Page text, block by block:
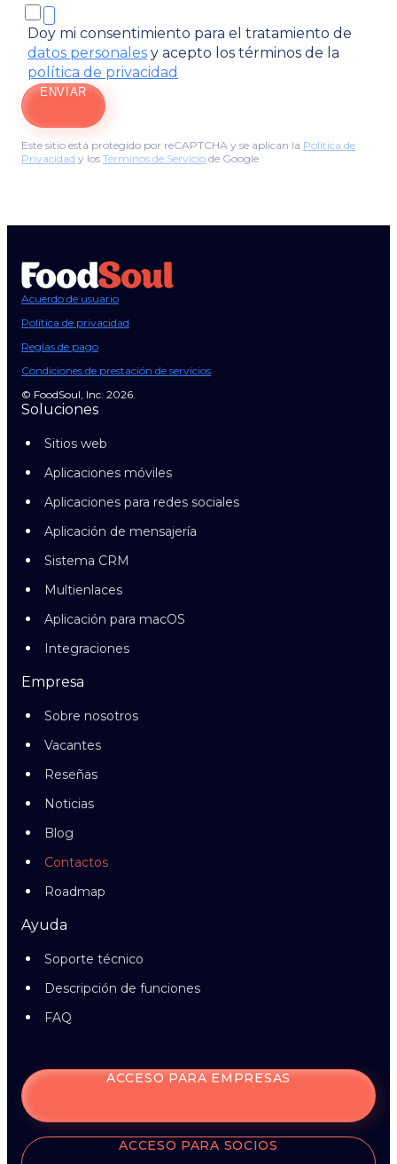
Doy mi consentimiento para el tratamiento de
datos personales y acepto los términos de la
política de privacidad
ENVIAR
Este sitio está protegido por reCAPTCHA y se aplican la Política de
Privacidad y los Términos de Servicio de Google.
Acuerdo de usuario
Política de privacidad
Reglas de pago
Condiciones de prestación de servicios
© FoodSoul, Inc. 2026.
Soluciones
Sitios web
Aplicaciones móviles
Aplicaciones para redes sociales
Aplicación de mensajería
Sistema CRM
Multienlaces
Aplicación para macOS
Integraciones
Empresa
Sobre nosotros
Vacantes
Reseñas
Noticias
Blog
Contactos
Roadmap
Ayuda
Soporte técnico
Descripción de funciones
FAQ
ACCESO PARA EMPRESAS
ACCESO PARA SOCIOS